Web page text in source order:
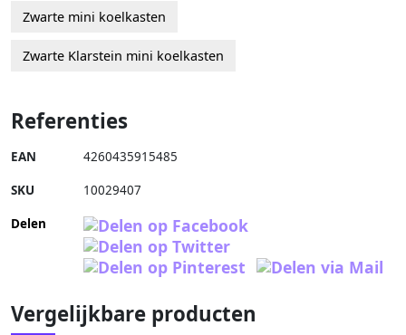
Zwarte mini koelkasten
Zwarte Klarstein mini koelkasten
Referenties
EAN 4260435915485
SKU 10029407
Delen
Vergelijkbare producten